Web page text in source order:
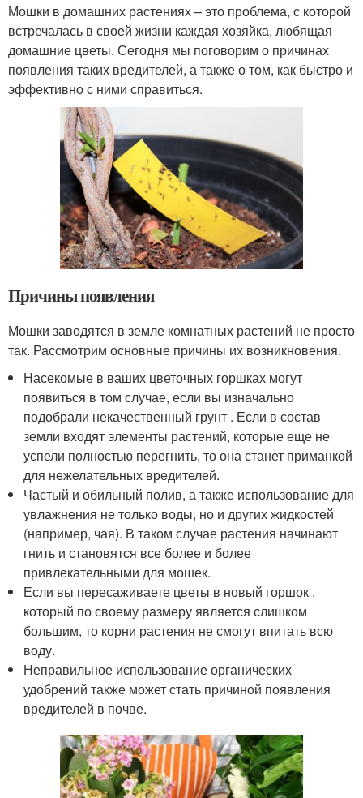
Мошки в домашних растениях – это проблема, с которой
встречалась в своей жизни каждая хозяйка, любящая
домашние цветы. Сегодня мы поговорим о причинах
появления таких вредителей, а также о том, как быстро и
эффективно с ними справиться.
Причины появления
Мошки заводятся в земле комнатных растений не просто
так. Рассмотрим основные причины их возникновения.
Насекомые в ваших цветочных горшках могут
появиться в том случае, если вы изначально
подобрали некачественный грунт . Если в состав
земли входят элементы растений, которые еще не
успели полностью перегнить, то она станет приманкой
для нежелательных вредителей.
Частый и обильный полив, а также использование для
увлажнения не только воды, но и других жидкостей
(например, чая). В таком случае растения начинают
гнить и становятся все более и более
привлекательными для мошек.
Если вы пересаживаете цветы в новый горшок ,
который по своему размеру является слишком
большим, то корни растения не смогут впитать всю
воду.
Неправильное использование органических
удобрений также может стать причиной появления
вредителей в почве.